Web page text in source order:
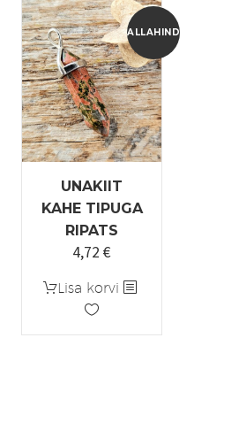
ALLAHINDLUS!
UNAKIIT
KAHE TIPUGA
RIPATS
Algne
oli:
5,90 €.
4,72 €Praegune
on:
Lisa korvi